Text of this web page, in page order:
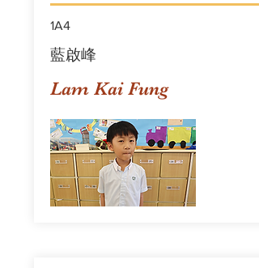
1A4
藍啟峰
Lam Kai Fung